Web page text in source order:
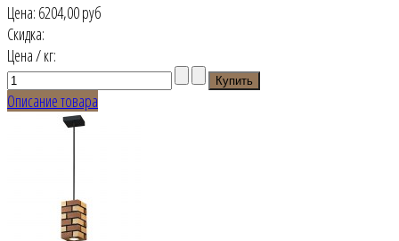
Цена: 6204,00 руб
Скидка:
Цена / кг:
Описание товара